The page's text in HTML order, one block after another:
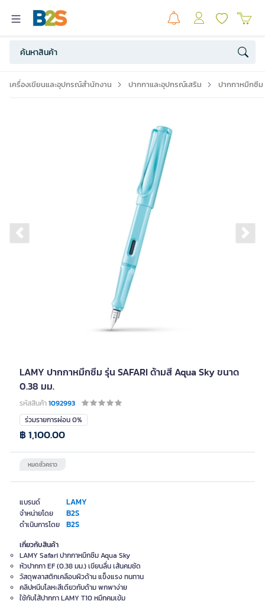
เครื่องเขียนและอุปกรณ์สำนักงาน ปากกาและอุปกรณ์เสริม ปากกาหมึกซึม
Previous slide
LAMY ปากกาหมึกซึม รุ่น SAFARI ด้ามสี Aqua Sky ขนาด
0.38 มม.
รหัสสินค้า1092993
แบรนด์ LAMY
จำหน่ายโดย B2S
ดำเนินการโดย B2S
ร่วมรายการผ่อน 0%
หมดชั่วคราว
฿ 1,100.00
เกี่ยวกับสินค้า
LAMY Safari ปากกาหมึกซึม Aqua Sky
หัวปากกา EF (0.38 มม.) เขียนลื่น เส้นคมชัด
วัสดุพลาสติกเคลือบผิวด้าน แข็งแรง ทนทาน
คลิปหนีบโลหะสีเดียวกับด้าม พกพาง่าย
ใช้กับไส้ปากกา LAMY T10 หมึกคมเข้ม